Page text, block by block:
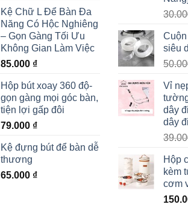
Kệ Chữ L Để Bàn Đa
Năng Có Hộc Nghiêng
– Gọn Gàng Tối Ưu
Không Gian Làm Việc
85.000 ₫
Hộp bút xoay 360 độ-
gọn gàng mọi góc bàn,
tiện lợi gấp đôi
79.000 ₫
Kệ đựng bút để bàn dễ
thương
65.000 ₫
siêu
Vỉ
dây
dây
Hộp
kèm
cơm